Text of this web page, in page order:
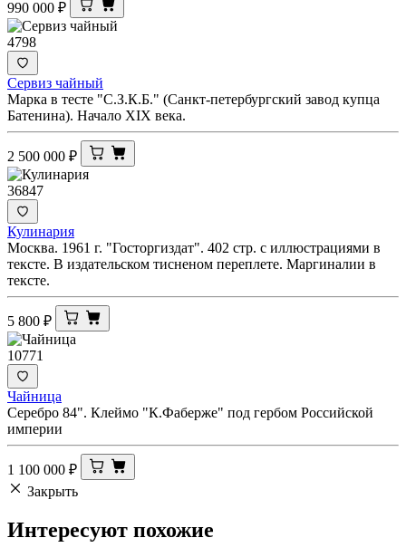
990 000 ₽
4798
Сервиз чайный
Марка в тесте "С.З.К.Б." (Санкт-петербургский завод купца
Батенина). Начало XIX века.
2 500 000 ₽
36847
Кулинария
Москва. 1961 г. "Госторгиздат". 402 стр. с иллюстрациями в
тексте. В издательском тисненом переплете. Маргиналии в
тексте.
5 800 ₽
10771
Чайница
Серебро 84". Клеймо "К.Фаберже" под гербом Российской
империи
1 100 000 ₽
Закрыть
Интересуют похожие